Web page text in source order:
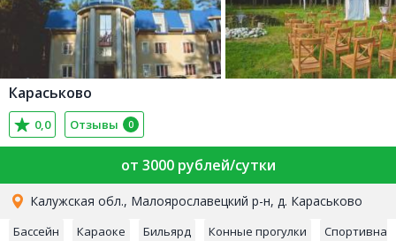
Караськово
0,0 Отзывы 0
от 3000 рублей/сутки
Калужская обл., Малоярославецкий р-н, д. Караськово
Бассейн Караоке Бильярд Конные прогулки